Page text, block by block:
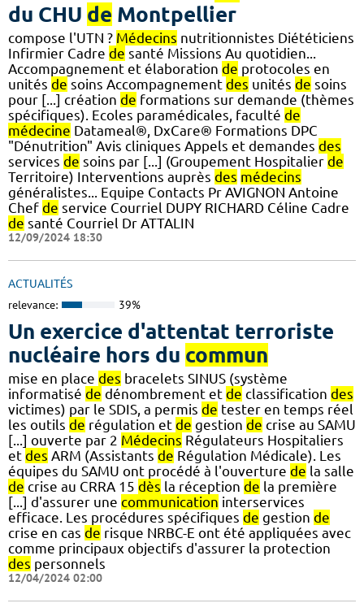
du CHU de Montpellier
compose l'UTN ? Médecins nutritionnistes Diététiciens
Infirmier Cadre de santé Missions Au quotidien...
Accompagnement et élaboration de protocoles en
unités de soins Accompagnement des unités de soins
pour [...] création de formations sur demande (thèmes
spécifiques). Ecoles paramédicales, faculté de
médecine Datameal®, DxCare® Formations DPC
"Dénutrition" Avis cliniques Appels et demandes des
services de soins par [...] (Groupement Hospitalier de
Territoire) Interventions auprès des médecins
généralistes... Equipe Contacts Pr AVIGNON Antoine
Chef de service Courriel DUPY RICHARD Céline Cadre
de santé Courriel Dr ATTALIN
12/09/2024 18:30
ACTUALITÉS
relevance: 39%
Un exercice d'attentat terroriste
nucléaire hors du commun
mise en place des bracelets SINUS (système
informatisé de dénombrement et de classification des
victimes) par le SDIS, a permis de tester en temps réel
les outils de régulation et de gestion de crise au SAMU
[...] ouverte par 2 Médecins Régulateurs Hospitaliers
et des ARM (Assistants de Régulation Médicale). Les
équipes du SAMU ont procédé à l'ouverture de la salle
de crise au CRRA 15 dès la réception de la première
[...] d'assurer une communication interservices
efficace. Les procédures spécifiques de gestion de
crise en cas de risque NRBC-E ont été appliquées avec
comme principaux objectifs d'assurer la protection
des personnels
12/04/2024 02:00